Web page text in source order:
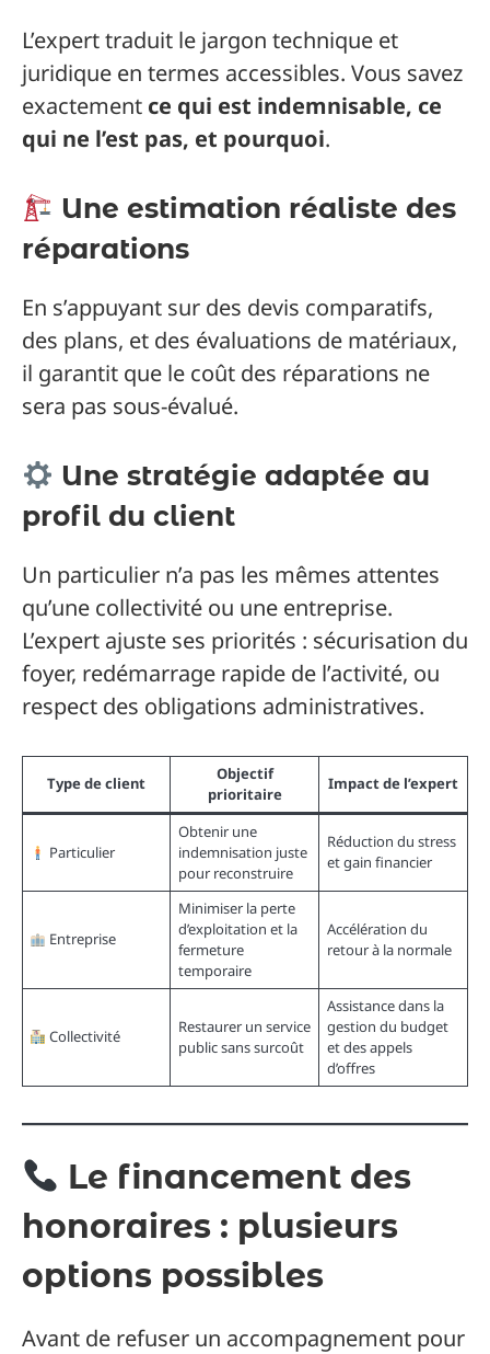
L’expert traduit le jargon technique et
juridique en termes accessibles. Vous savez
exactement ce qui est indemnisable, ce
qui ne l’est pas, et pourquoi.
Une estimation réaliste des
réparations
En s’appuyant sur des devis comparatifs,
des plans, et des évaluations de matériaux,
il garantit que le coût des réparations ne
sera pas sous-évalué.
Une stratégie adaptée au
profil du client
Un particulier n’a pas les mêmes attentes
qu’une collectivité ou une entreprise.
L’expert ajuste ses priorités : sécurisation du
foyer, redémarrage rapide de l’activité, ou
respect des obligations administratives.
Type de client
Objectif
prioritaire
Impact de l’expert
Particulier
Obtenir une
indemnisation juste
pour reconstruire
Réduction du stress
et gain financier
Entreprise
Minimiser la perte
d’exploitation et la
fermeture
temporaire
Accélération du
retour à la normale
Collectivité
Restaurer un service
public sans surcoût
Assistance dans la
gestion du budget
et des appels
d’offres
Le financement des
honoraires : plusieurs
options possibles
Avant de refuser un accompagnement pour